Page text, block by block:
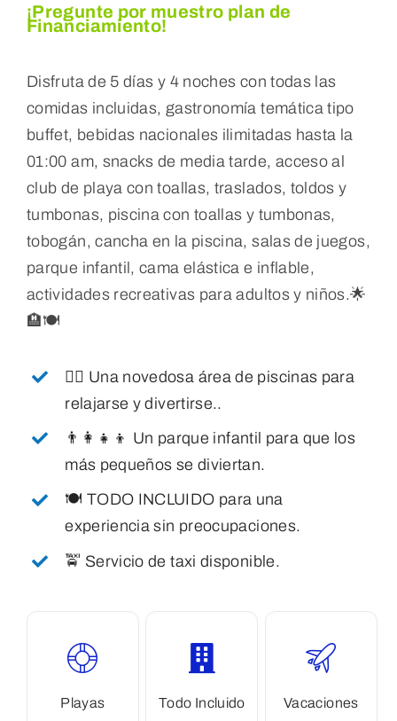
¡Pregunte por muestro plan de
Financiamiento!
Disfruta de 5 días y 4 noches con todas las
comidas incluidas, gastronomía temática tipo
buffet, bebidas nacionales ilimitadas hasta la
01:00 am, snacks de media tarde, acceso al
club de playa con toallas, traslados, toldos y
tumbonas, piscina con toallas y tumbonas,
tobogán, cancha en la piscina, salas de juegos,
parque infantil, cama elástica e inflable,
actividades recreativas para adultos y niños.🌟
🏨🍽️
🏊‍♂️ Una novedosa área de piscinas para
relajarse y divertirse..
👨‍👩‍👧‍👦 Un parque infantil para que los
más pequeños se diviertan.
🍽️ TODO INCLUIDO para una
experiencia sin preocupaciones.
🚖 Servicio de taxi disponible.
Playas Todo Incluido Vacaciones